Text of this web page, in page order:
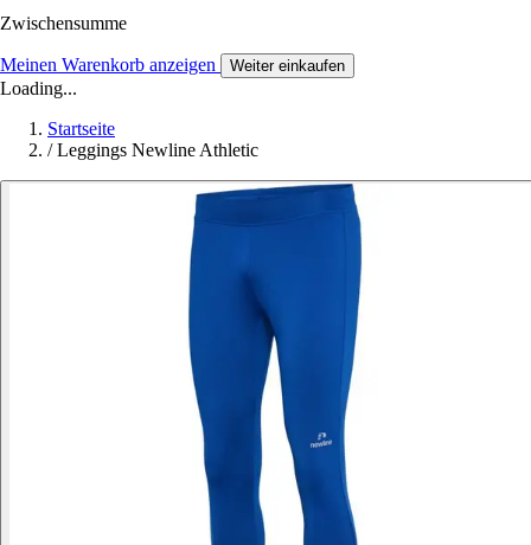
Zwischensumme
Meinen Warenkorb anzeigen Weiter einkaufen
Loading...
Startseite
/ Leggings Newline Athletic